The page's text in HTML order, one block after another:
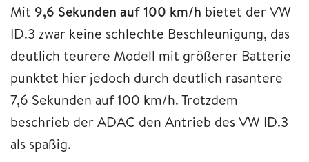
Mit 9,6 Sekunden auf 100 km/h bietet der VW
ID.3 zwar keine schlechte Beschleunigung, das
deutlich teurere Modell mit größerer Batterie
punktet hier jedoch durch deutlich rasantere
7,6 Sekunden auf 100 km/h. Trotzdem
beschrieb der ADAC den Antrieb des VW ID.3
als spaßig.